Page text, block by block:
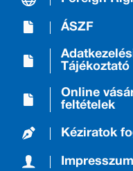
ÁSZF
Tájékoztató
Online
feltételek
Kéziratok
Impresszum